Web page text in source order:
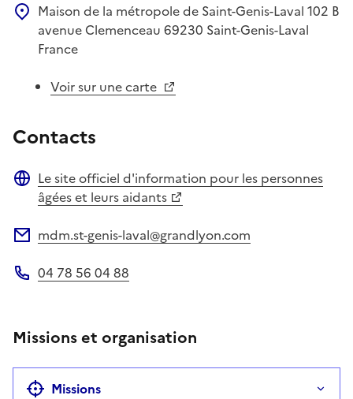
Maison de la métropole de Saint-Genis-Laval 102 B
avenue Clemenceau 69230 Saint-Genis-Laval
France
Voir sur une carte
Contacts
Site web
Le site officiel d'information pour les personnes
âgées et leurs aidants
mdm.st-genis-laval@grandlyon.com
04 78 56 04 88
Missions et organisation
Missions